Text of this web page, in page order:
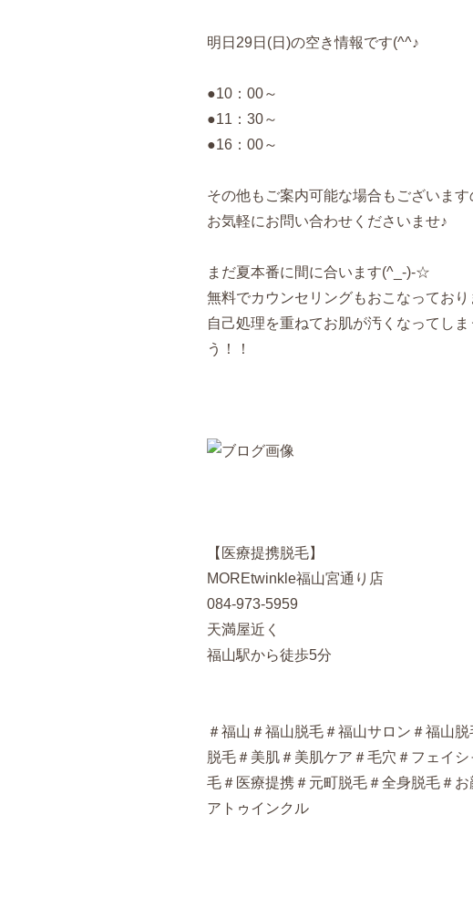
明日29日(日)の空き情報です(^^♪
●10：00～
●11：30～
●16：00～
その他もご案内可能な場合もございます
お気軽にお問い合わせくださいませ♪
まだ夏本番に間に合います(^_-)-☆
無料でカウンセリングもおこなっており
自己処理を重ねてお肌が汚くなってし
う！！
【医療提携脱毛】
MOREtwinkle福山宮通り店
084-973-5959
天満屋近く
福山駅から徒歩5分
＃福山＃福山脱毛＃福山サロン＃福山
脱毛＃美肌＃美肌ケア＃毛穴＃フェイ
毛＃医療提携＃元町脱毛＃全身脱毛＃
アトゥインクル